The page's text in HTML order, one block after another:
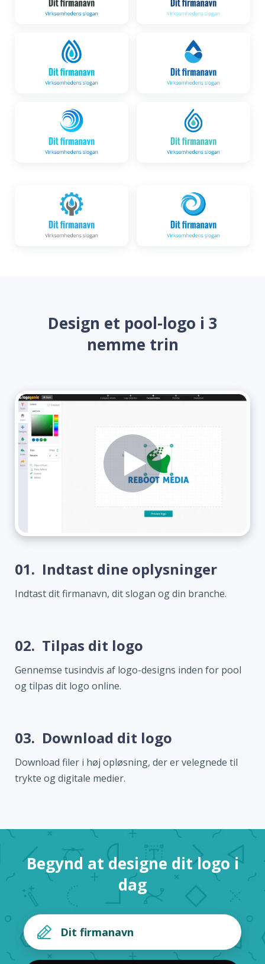
Design et pool-logo i 3
nemme trin
01. Indtast dine oplysninger
Indtast dit firmanavn, dit slogan og din branche.
02. Tilpas dit logo
Gennemse tusindvis af logo-designs inden for pool
og tilpas dit logo online.
03. Download dit logo
Download filer i høj opløsning, der er velegnede til
trykte og digitale medier.
Begynd at designe dit logo i
dag